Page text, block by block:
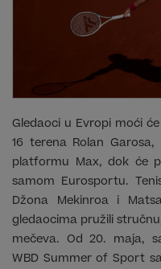
Gledaoci u Evropi moći
16 terena Rolan
platformu Max, dok će
samom Eurosportu.
Džona Mekinroa i
gledaocima pružili
mečeva. Od 20. maja,
WBD Summer of Sport